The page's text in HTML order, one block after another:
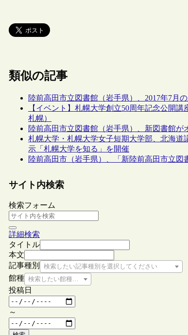
類似の記事
陸前高田市立図書館（岩手県）、2017年7月
【イベント】札幌大学創立50周年記念公開
札幌）
陸前高田市立図書館（岩手県）、新図書館が
札幌大学・札幌大学女子短期大学部、北海
示「札幌大学を知る」を開催
陸前高田市（岩手県）、「新陸前高田市立
サイト内検索
検索フォーム
詳細検索
タイトル
本文
記事種別
検索したい記事種別を選択してください
館種 検索したい館種を選択してください
投稿日
～